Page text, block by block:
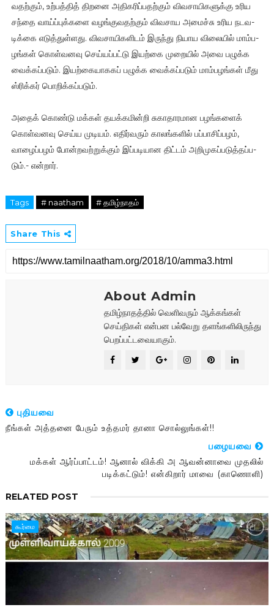
வ­தற்­கும், உற்­பத்­தித் திறனை அதி­க­ரிப்­ப­தற்­கும் விவ­சா­யி­க­ளுக்கு உரிய
சந்தை வாய்ப்­புக்­களை வழங்­கு­வ­தற்­கும் விவ­சாய அமைச்சு உரிய நட­வ­
டிக்கை எடுத்­துள்­ளது. விவ­சா­யி­க­ளி­டம் இருந்து நியாய விலை­யில் மாம்­ப­
ழங்­கள் கொள்­வ­னவு செய்­யப்­பட்டு இயற்கை முறை­யில் அவை பழுக்க
வைக்­கப்­ப­டும். இயற்­கை­யா­க­கப் பழுக்க வைக்­கப்­ப­டும் மாம்­ப­ழங்­கள் மீது
ஸ்ரிக்­கர் பொறிக்­கப்­ப­டும்.
அதைக் கொண்டு மக்­கள் தயக்­க­மின்றி சுகா­தா­ர­மான பழங்­க­ளைக்
கொள்­வ­னவு செய்ய முடி­யம். எதிர்­வ­ரும் காலங்­க­ளில் பப்­பா­சிப்­ப­ழம்,
வாழைப்­ப­ழம் போன்­ற­வற்­றுக்­கும் இப்­ப­டி­யான திட்­டம் அறி­மு­கப்­ப­டுத்­தப்­ப­
டும்.- என்­றார்.
Tags # naatham # தமிழ்நாதம்
Share This
About Admin
தமிழ்நாதத்தில் வெளிவரும் ஆக்கங்கள்
செய்திகள் என்பன பல்வேறு தளங்களிலிருந்து
பெறப்பட்டவையாகும்.
புதியவை
நீங்கள் அத்தனை பேரும் உத்தமர் தானா சொல்லுங்கள்!!
பழையவை
மக்கள் ஆர்ப்பாட்டம்! ஆனால் விக்கி அ ஆவன்னாவை முதலில்
படிக்கட்டும்! என்கிறார் மாவை (காணொளி)
RELATED POST
கூர்மை